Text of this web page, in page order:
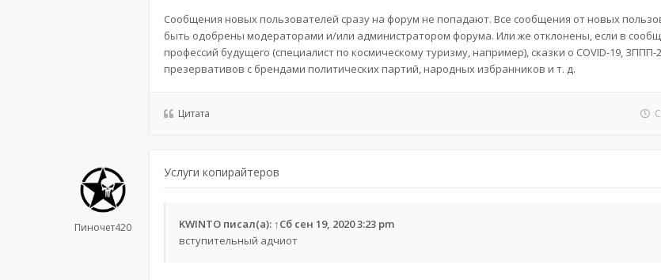
Сообщения новых пользователей сразу на форум не попадают. Все сообщения от новых
быть одобрены модераторами и/или администратором форума. Или же отклонены, если в
профессий будущего (специалист по космическому туризму, например), сказки о COVID-19, ЗППП-
презервативов с брендами политических партий, народных избранников и т. д.
Цитата
Пиночет420
Услуги копирайтеров
KWINTO писал(а): ↑Сб сен 19, 2020 3:23 pm
вступительный адчиот